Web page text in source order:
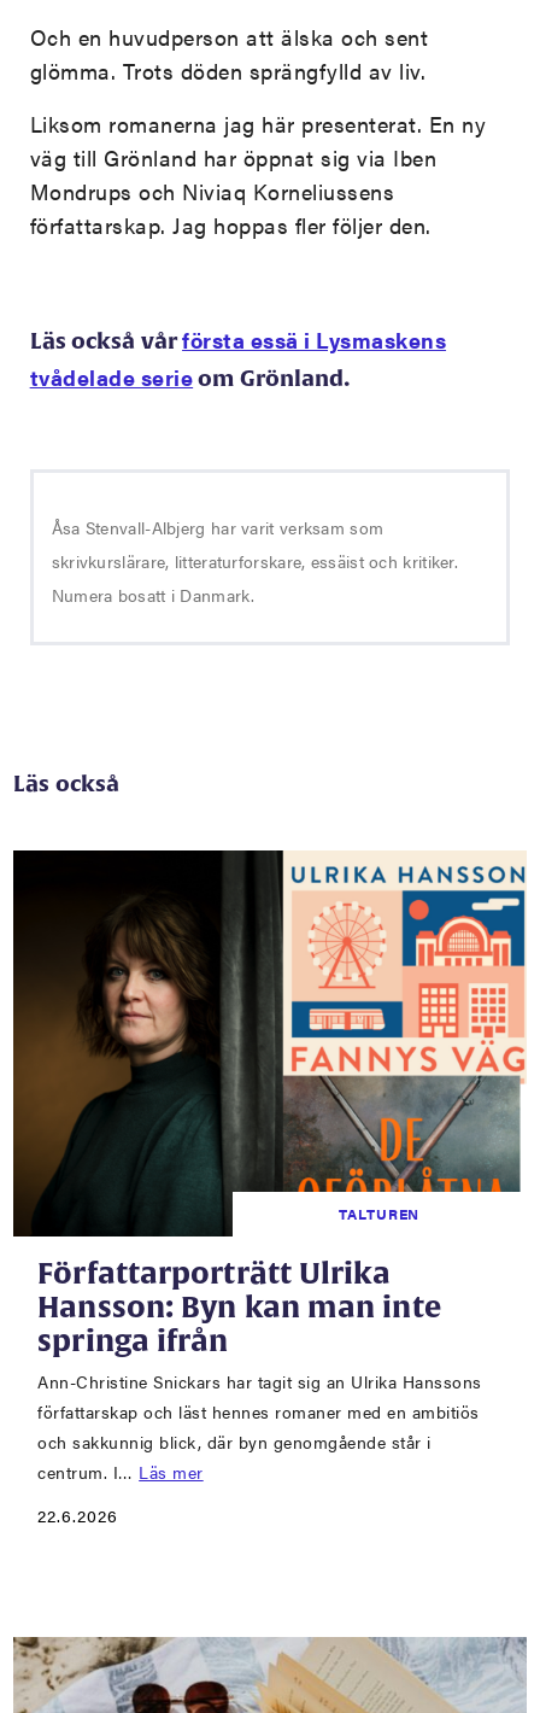
Och en huvudperson att älska och sent
glömma. Trots döden sprängfylld av liv.
Liksom romanerna jag här presenterat. En ny
väg till Grönland har öppnat sig via Iben
Mondrups och Niviaq Korneliussens
författarskap. Jag hoppas fler följer den.
Läs också vårförsta essä i Lysmaskens
tvådelade serieom Grönland.
Åsa Stenvall-Albjerg har varit verksam som
skrivkurslärare, litteraturforskare, essäist och kritiker.
Numera bosatt i Danmark.
Läs också
TALTUREN
Författarporträtt Ulrika
Hansson: Byn kan man inte
springa ifrån
Ann-Christine Snickars har tagit sig an Ulrika Hanssons
författarskap och läst hennes romaner med en ambitiös
och sakkunnig blick, där byn genomgående står i
centrum. I… Läs mer
22.6.2026